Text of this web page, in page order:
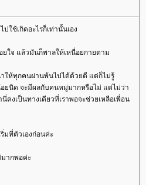
ใช้เกิดอะไรก็เท่านั้นเอง
ใจ แล้วมันก็พาลให้เหนื่อยกายตาม
ให้ทุกคนผ่านพ้นไปได้ด้วยดี แต่ก็ไม่รู้
ยนิด จะมีผลกับคนหมู่มากหรือไม่ แต่ไม่ว่า
คงเป็นทางเดียวที่เราพอจะช่วยเหลือเพื่อน
มที่ตัวเองก่อนค่ะ
ากพอค่ะ